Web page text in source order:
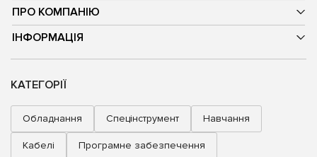
ПРО КОМПАНІЮ
ІНФОРМАЦІЯ
КАТЕГОРІЇ
Обладнання Спецінструмент Навчання
Кабелі Програмне забезпечення